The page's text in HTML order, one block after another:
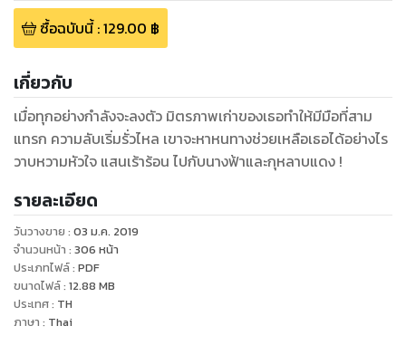
ซื้อฉบับนี้:129.00 ฿
เกี่ยวกับ
เมื่อทุกอย่างกำลังจะลงตัว มิตรภาพเก่าของเธอทำให้มีมือที่สาม
แทรก ความลับเริ่มรั่วไหล เขาจะหาหนทางช่วยเหลือเธอได้อย่างไร
วาบหวามหัวใจ แสนเร้าร้อน ไปกับนางฟ้าและกุหลาบแดง !
รายละเอียด
วันวางขาย : 03 ม.ค. 2019
จำนวนหน้า : 306 หน้า
ประเภทไฟล์: PDF
ขนาดไฟล์: 12.88 MB
ประเทศ: TH
ภาษา : Thai